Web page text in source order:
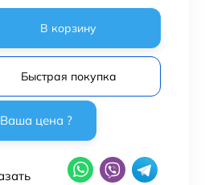
В корзину
Быстрая покупка